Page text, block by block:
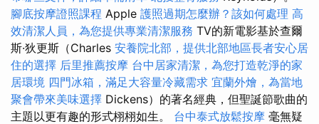
腳底按摩證照課程 Apple 護照過期怎麼辦？該如何處理 高
效清潔人員，為您提供專業清潔服務 TV的新電影基於查爾
斯·狄更斯（Charles 安養院北部，提供北部地區長者安心居
住的選擇 后里推薦按摩 台中居家清潔，為您打造乾淨的家
居環境 四門冰箱，滿足大容量冷藏需求 宜蘭外燴，為當地
聚會帶來美味選擇 Dickens）的著名經典，但聖誕節歌曲的
主題以更有趣的形式栩栩如生。 台中泰式放鬆按摩 毫無疑